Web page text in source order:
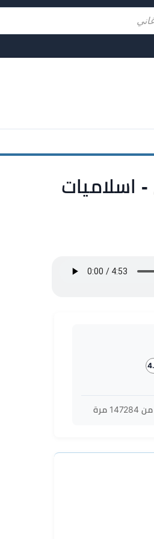
اسلاميات
من147284 مرة